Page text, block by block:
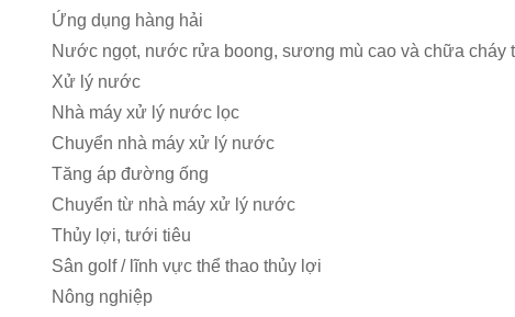
Ứng dụng hàng hải
Nước ngọt, nước rửa boong, sương mù cao và chữa cháy
Xử lý nước
Nhà máy xử lý nước lọc
Chuyển nhà máy xử lý nước
Tăng áp đường ống
Chuyển từ nhà máy xử lý nước
Thủy lợi, tưới tiêu
Sân golf / lĩnh vực thể thao thủy lợi
Nông nghiệp